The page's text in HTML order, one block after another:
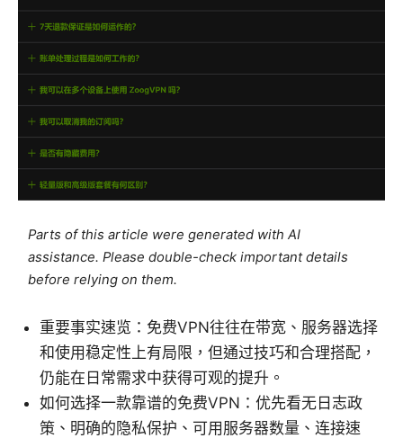
Parts of this article were generated with AI
assistance. Please double-check important details
before relying on them.
重要事实速览：免费VPN往往在带宽、服务器选择
和使用稳定性上有局限，但通过技巧和合理搭配，
仍能在日常需求中获得可观的提升。
如何选择一款靠谱的免费VPN：优先看无日志政
策、明确的隐私保护、可用服务器数量、连接速